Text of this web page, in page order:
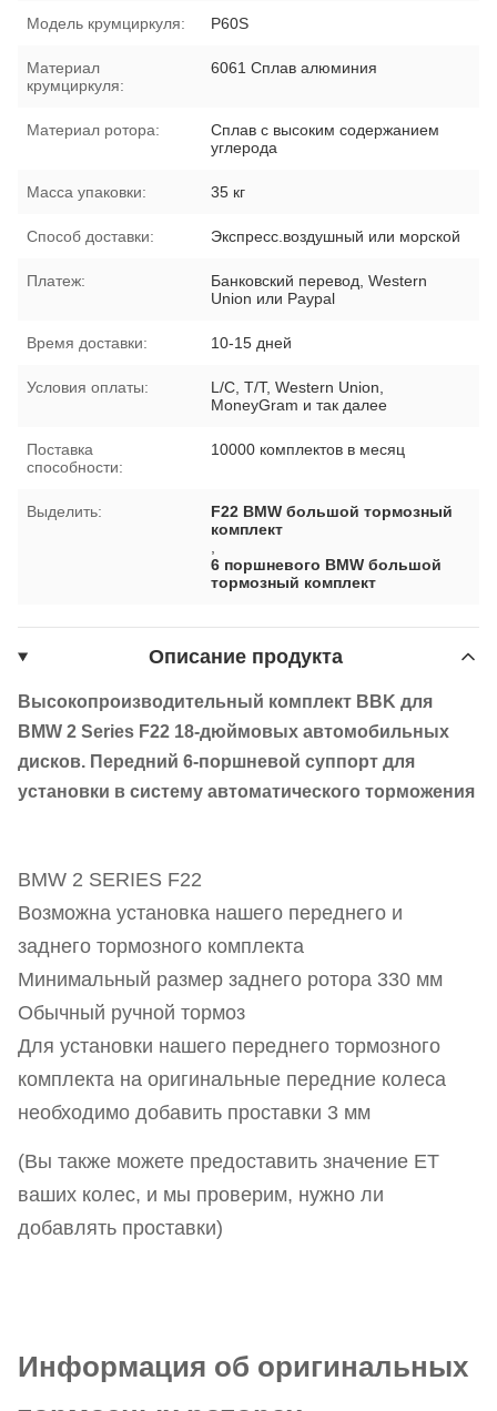
Модель крумциркуля: P60S
Материал
крумциркуля:
6061 Сплав алюминия
Материал ротора:
Сплав с высоким содержанием
углерода
Масса упаковки: 35 кг
Способ доставки: Экспресс.воздушный или морской
Платеж:
Банковский перевод, Western
Union или Paypal
Время доставки: 10-15 дней
Условия оплаты:
L/C, T/T, Western Union,
MoneyGram и так далее
Поставка
способности:
10000 комплектов в месяц
Выделить:
F22 BMW большой тормозный
комплект
6 поршневого BMW большой
тормозный комплект
Описание продукта
Высокопроизводительный комплект BBK для
BMW 2 Series F22 18-дюймовых автомобильных
дисков. Передний 6-поршневой суппорт для
установки в систему автоматического торможения
BMW 2 SERIES F22
Возможна установка нашего переднего и
заднего тормозного комплекта
Минимальный размер заднего ротора 330 мм
Обычный ручной тормоз
Для установки нашего переднего тормозного
комплекта на оригинальные передние колеса
необходимо добавить проставки 3 мм
(Вы также можете предоставить значение ET
ваших колес, и мы проверим, нужно ли
добавлять проставки)
Информация об оригинальных